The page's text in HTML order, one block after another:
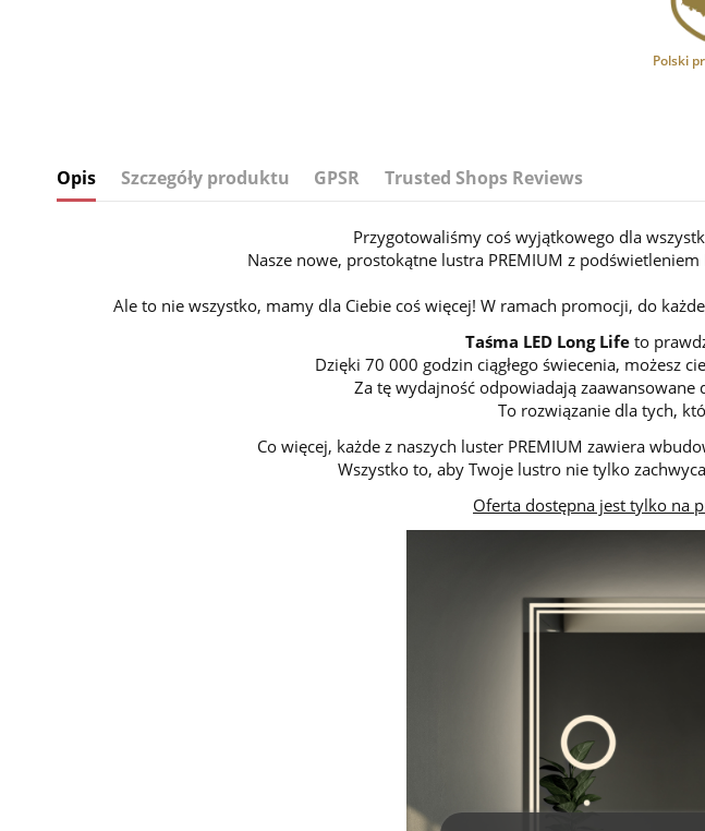
Polski
Opis Szczegóły produktu GPSR Trusted Shops Reviews
Przygotowaliśmy coś wyjątkowego dla
Nasze nowe, prostokątne lustra PREMIUM z
Ale to nie wszystko, mamy dla Ciebie coś więcej! W ramach promocji, do
Taśma LED Long Lifeto
Dzięki 70 000 godzin ciągłego świecenia, możesz
Za tę wydajność odpowiadają
To rozwiązanie dla tych,
Co więcej, każde z naszych luster PREMIUM zawiera
Wszystko to, aby Twoje lustro nie tylko
Oferta dostępna jest tylko na